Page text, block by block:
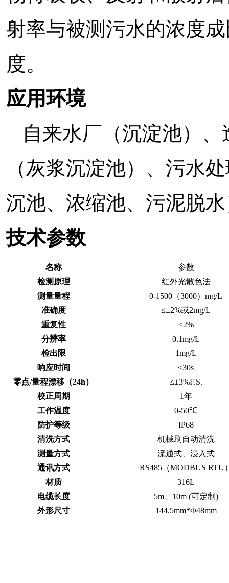
射率与被测污水的浓度
度。
应用环境
自来水厂（沉淀池）
（灰浆沉淀池）、污水
沉池、浓缩池、污泥脱
技术参数
名称
参数
检测原理
红外光散色法
测量量程
0-1 500 （3000）mg/L
准确度
≤±2%或2mg/L
重复性
≤2%
分辨率
0.1mg/L
检出限
1mg/L
响应时间
≤30s
零点/量程漂移（24h）
≤±3%F.S.
校正周期
1年
工作温度
0-50℃
防护等级
IP68
清洗方式
机械刷自动清洗
测量方式
流通式、浸入式
通讯方式
RS485（MODBUS RTU
材质
316L
电缆长度
5m、 10m (可定制)
外形尺寸
144.5mm*Φ48mm